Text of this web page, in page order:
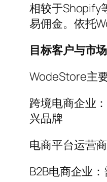
相较于Shopify
易佣金。依托
目标客户与市
WodeStore主
跨境电商企业
兴品牌
电商平台运营
B2B电商企业